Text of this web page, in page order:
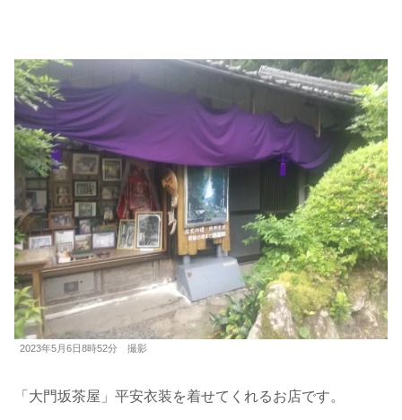
2023年5月6日8時52分 撮影
「大門坂茶屋」平安衣装を着せてくれるお店です。